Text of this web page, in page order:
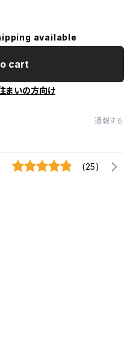
available
cart
まいの方向け
通報する
(25)